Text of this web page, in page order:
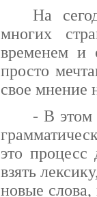
На
многих
временем и
просто
свое мнение
- В этом
это
взять
новые